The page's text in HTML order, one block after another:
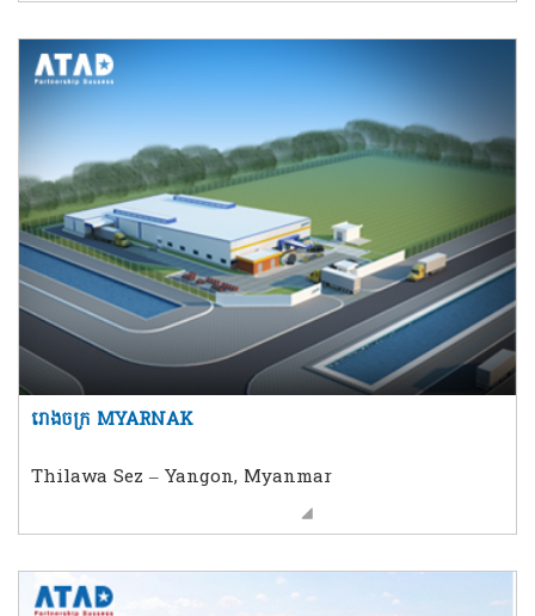
រោងចក្រ MYARNAK
Thilawa Sez – Yangon, Myanmar